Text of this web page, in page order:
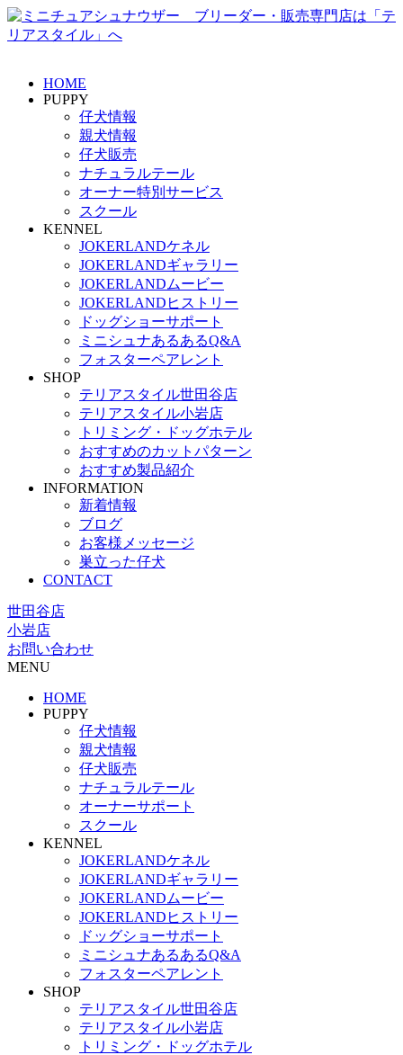
HOME
PUPPY
仔犬情報
親犬情報
仔犬販売
ナチュラルテール
オーナー特別サービス
スクール
KENNEL
JOKERLANDケネル
JOKERLANDギャラリー
JOKERLANDムービー
JOKERLANDヒストリー
ドッグショーサポート
ミニシュナあるあるQ&A
フォスターペアレント
SHOP
テリアスタイル世田谷店
テリアスタイル小岩店
トリミング・ドッグホテル
おすすめのカットパターン
おすすめ製品紹介
INFORMATION
新着情報
ブログ
お客様メッセージ
巣立った仔犬
CONTACT
世田谷店
小岩店
お問い合わせ
MENU
HOME
PUPPY
仔犬情報
親犬情報
仔犬販売
ナチュラルテール
オーナーサポート
スクール
KENNEL
JOKERLANDケネル
JOKERLANDギャラリー
JOKERLANDムービー
JOKERLANDヒストリー
ドッグショーサポート
ミニシュナあるあるQ&A
フォスターペアレント
SHOP
テリアスタイル世田谷店
テリアスタイル小岩店
トリミング・ドッグホテル